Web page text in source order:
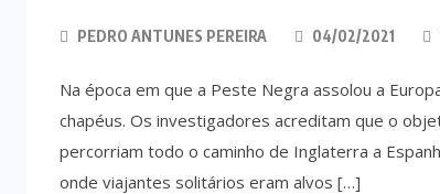
PEDRO ANTUNES PEREIRA 04/02/2021
Na época em que a Peste Negra assolou a
chapéus. Os investigadores acreditam que o
percorriam todo o caminho de Inglaterra a
onde viajantes solitários eram alvos […]